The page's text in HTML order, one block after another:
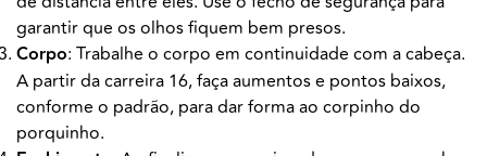
garantir que os olhos fiquem bem presos.
Corpo: Trabalhe o corpo em continuidade com a cabeça.
A partir da carreira 16, faça aumentos e pontos baixos,
conforme o padrão, para dar forma ao corpinho do
porquinho.